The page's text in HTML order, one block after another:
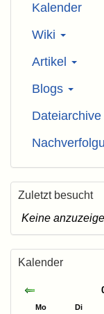
Kalender
Wiki
Artikel
Blogs
Dateiarchive
Zuletzt besucht
Keine
Kalender
Mo Di